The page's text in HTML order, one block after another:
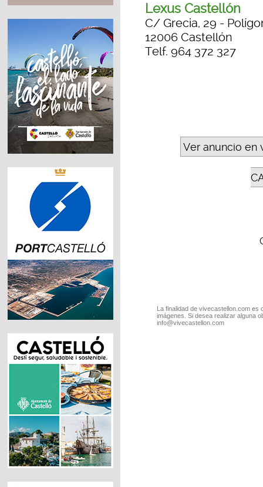
Lexus Castellón
C/ Grecia, 29 -
12006 Castellón
Telf. 964 372 327
Ver anuncio en
La finalidad de vivecastellon.com
imágenes. Si desea realizar alguna
info@vivecastellon.com